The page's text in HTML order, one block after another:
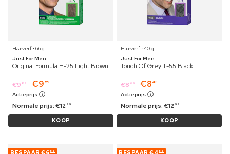
Haarverf ⋅ 66 g
Just For Men
Original Formula H-25 Light Brown
€9 89 €9 59
Actieprijs
Normale prijs:€12 99
KOOP
Haarverf ⋅ 40 g
Just For Men
Touch Of Grey T-55 Black
€8 69 €8 43
Actieprijs
Normale prijs:€12 99
KOOP
BESPAAR €6 56 BESPAAR €4 56